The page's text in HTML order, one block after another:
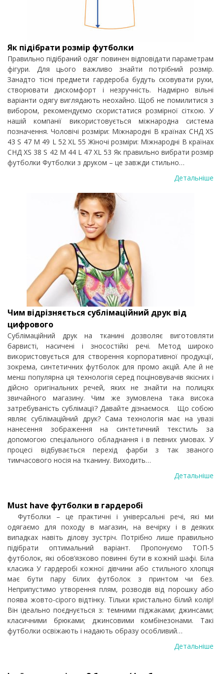
Як підібрати розмір футболки
Правильно підібраний одяг повинен відповідати параметрам
фігури. Для цього важливо знайти потрібний розмір.
Занадто тісні предмети гардероба будуть сковувати рухи,
створювати дискомфорт і незручність. Надмірно вільні
варіанти одягу виглядають неохайно. Щоб не помилитися з
вибором, рекомендуємо скористатися розмірної сіткою. У
нашій компанії використовується міжнародна система
позначення. Чоловічі розміри: Міжнародні В країнах СНД XS
43 S 47 M 49 L 52 XL 55 Жіночі розміри: Міжнародні В країнах
СНД XS 38 S 42 M 44 L 47 XL 53 Як правильно вибрати розмір
футболки Футболки з друком – це завжди стильно…
Детальніше
Чим відрізняється сублімаційний друк від
цифрового
Сублімаційний друк на тканині дозволяє виготовляти
барвисті, насичені і зносостійкі речі. Метод широко
використовується для створення корпоративної продукції,
зокрема, синтетичних футболок для промо акцій. Але й не
менш популярна ця технологія серед поціновувачів якісних і
дійсно оригінальних речей, яких не знайти на полицях
звичайного магазину. Чим же зумовлена ​​така висока
затребуваність сублімації? Давайте дізнаємося. Що собою
являє сублімаційний друк? Сама технологія має на увазі
нанесення зображення на синтетичний текстиль за
допомогою спеціального обладнання і в певних умовах. У
процесі відбувається перехід фарби з так званого
тимчасового носія на тканину. Виходить…
Детальніше
Must have футболки в гардеробі
Футболки – це практичні і універсальні речі, які ми
одягаємо для походу в магазин, на вечірку і в деяких
випадках навіть ділову зустріч. Потрібно лише правильно
підібрати оптимальний варіант. Пропонуємо ТОП-5
футболок, які обов’язково повинні бути в кожній шафі. Біла
класика У гардеробі кожної дівчини або стильного хлопця
має бути пару білих футболок з принтом чи без.
Неприпустимо утворення плям, розводів від порошку або
поява жовто-сірого відтінку. Тільки кристально білий колір!
Він ідеально поєднується з: темними піджаками; джинсами;
класичними брюками; джинсовими комбінезонами. Такі
футболки освіжають і надають образу особливий…
Детальніше